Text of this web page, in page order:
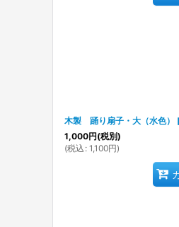
木製 踊り扇子・大（水色）
1,000円(税別)
(税込 : 1,100円)